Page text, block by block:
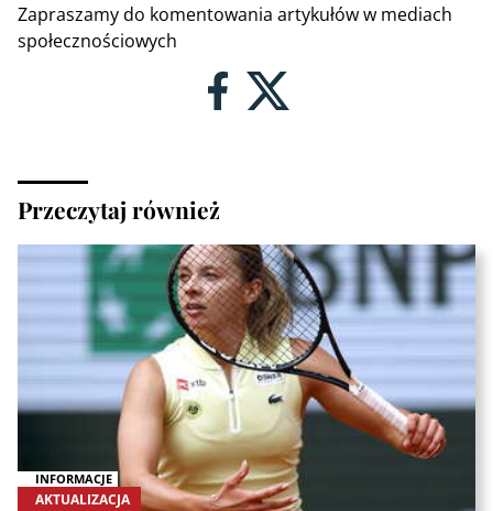
Zapraszamy do komentowania artykułów w mediach
społecznościowych
Przeczytaj również
INFORMACJE
AKTUALIZACJA